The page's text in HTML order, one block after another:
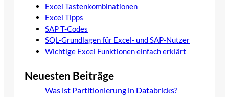
Excel Tastenkombinationen
Excel Tipps
SAP T-Codes
SQL-Grundlagen für Excel- und SAP-Nutzer
Wichtige Excel Funktionen einfach erklärt
Neuesten Beiträge
Was ist Partitionierung in Databricks?